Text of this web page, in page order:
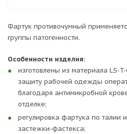
Фартук противочумный
группы патогенности.
Особенности изделия:
изготовлены из материала LS-
защиту рабочей одежды
благодаря антимикробной
отделке;
регулировка фартука по талии
застежки-фастекса;